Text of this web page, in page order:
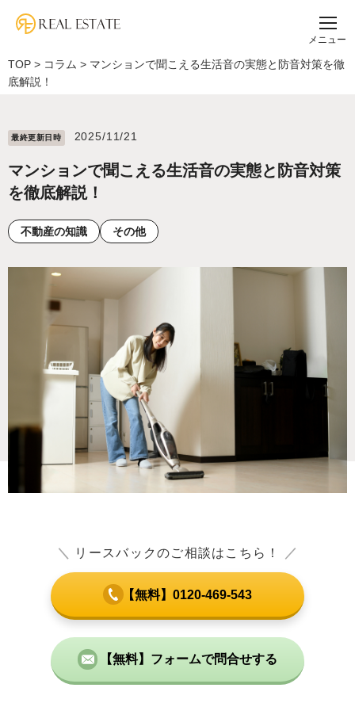
メニュー
TOP > コラム > マンションで聞こえる生活音の実態と防音対策を徹
底解説！
最終更新⽇時 2025/11/21
マンションで聞こえる生活音の実態と防音対策
を徹底解説！
不動産の知識 その他
＼ リースバックのご相談はこちら！ ／
【無料】0120-469-543
【無料】フォームで問合せする